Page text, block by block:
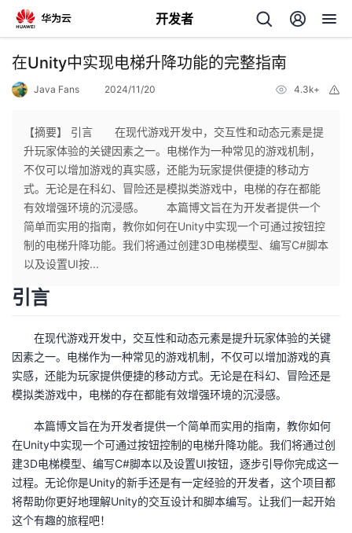
开发者
返
个
人
主
页
我
的
开
者
我
博
的
我
在Unity中实现电梯升降功能的完整指南
Java Fans 2024/11/20 4.3k+
【摘要】 引言 在现代游戏开发中，交互性和动态元素是提
升玩家体验的关键因素之一。电梯作为一种常见的游戏机制，
不仅可以增加游戏的真实感，还能为玩家提供便捷的移动方
式。无论是在科幻、冒险还是模拟类游戏中，电梯的存在都能
有效增强环境的沉浸感。 本篇博文旨在为开发者提供一个
简单而实用的指南，教你如何在Unity中实现一个可通过按钮控
制的电梯升降功能。我们将通过创建3D电梯模型、编写C#脚本
以及设置UI按...
引言
在现代游戏开发中，交互性和动态元素是提升玩家体验的关键
因素之一。电梯作为一种常见的游戏机制，不仅可以增加游戏的真
实感，还能为玩家提供便捷的移动方式。无论是在科幻、冒险还是
模拟类游戏中，电梯的存在都能有效增强环境的沉浸感。
本篇博文旨在为开发者提供一个简单而实用的指南，教你如何
在Unity中实现一个可通过按钮控制的电梯升降功能。我们将通过创
建3D电梯模型、编写C#脚本以及设置UI按钮，逐步引导你完成这一
过程。无论你是Unity的新手还是有一定经验的开发者，这个项目都
将帮助你更好地理解Unity的交互设计和脚本编写。让我们一起开始
这个有趣的旅程吧！